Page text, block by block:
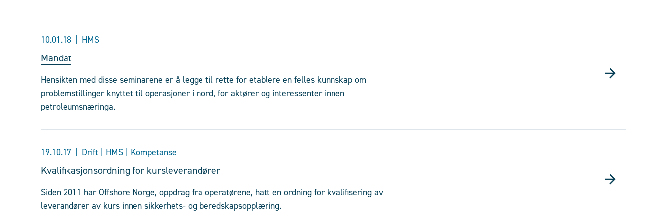
10.01.18 HMS
Mandat
Hensikten med disse seminarene er å legge til rette for etablere en felles kunnskap om
problemstillinger knyttet til operasjoner i nord, for aktører og interessenter innen
petroleumsnæringa.
19.10.17 Drift | HMS | Kompetanse
Kvalifikasjonsordning for kursleverandører
Siden 2011 har Offshore Norge, oppdrag fra operatørene, hatt en ordning for kvalifisering av
leverandører av kurs innen sikkerhets- og beredskapsopplæring.